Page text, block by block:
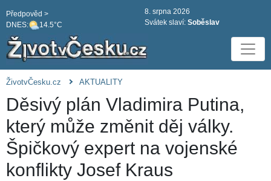
DNES: 14.5°C
Předpověd >
8. srpna 2026
Svátek slaví: Soběslav
ŽivotvČesku.cz AKTUALITY
Děsivý plán Vladimira Putina,
který může změnit děj války.
Špičkový expert na vojenské
konflikty Josef Kraus